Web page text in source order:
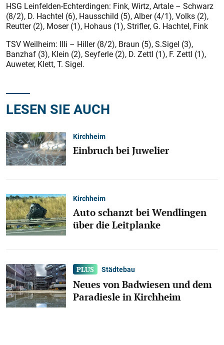
HSG Leinfelden-Echterdingen: Fink, Wirtz, Artale – Schwarz
(8/2), D. Hachtel (6), Hausschild (5), Alber (4/1), Volks (2),
Reutter (2), Moser (1), Hohaus (1), Strifler, G. Hachtel, Fink
TSV Weilheim: Illi – Hiller (8/2), Braun (5), S.Sigel (3),
Banzhaf (3), Klein (2), Seyferle (2), D. Zettl (1), F. Zettl (1),
Auweter, Klett, T. Sigel.
LESEN SIE AUCH
Kirchheim
Einbruch bei Juwelier
Kirchheim
Auto schanzt bei Wendlingen
über die Leitplanke
Städtebau
Neues von Badwiesen und dem
Paradiesle in Kirchheim